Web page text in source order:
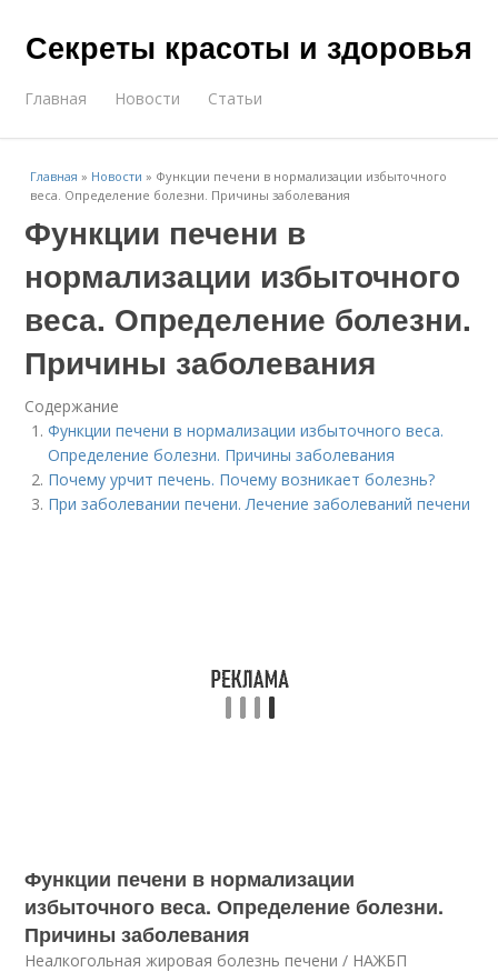
Секреты красоты и здоровья
Главная Новости Статьи
Главная » Новости » Функции печени в нормализации избыточного
веса. Определение болезни. Причины заболевания
Функции печени в
нормализации избыточного
веса. Определение болезни.
Причины заболевания
Содержание
Функции печени в нормализации избыточного веса.
Определение болезни. Причины заболевания
Почему урчит печень. Почему возникает болезнь?
При заболевании печени. Лечение заболеваний печени
Функции печени в нормализации
избыточного веса. Определение болезни.
Причины заболевания
Неалкогольная жировая болезнь печени / НАЖБП